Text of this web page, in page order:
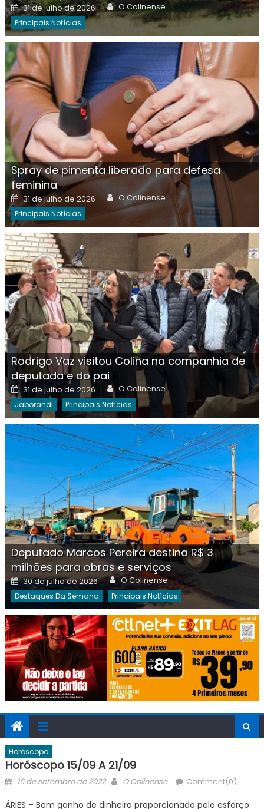
Posted
on
31 de julho de 2026 Author
O Colinense
Principais Notícias
Spray de pimenta liberado para defesa
feminina
Posted
on
31 de julho de 2026 Author
O Colinense
Principais Notícias
Rodrigo Vaz visitou Colina na companhia de
deputada e do pai
Posted
on
31 de julho de 2026 Author
O Colinense
Jaborandi Principais Notícias
Deputado Marcos Pereira destina R$ 3
milhões para obras e serviços
Posted
on
30 de julho de 2026 Author
O Colinense
Destaques Da Semana Principais Notícias
Horóscopo
Horóscopo 15/09 A 21/09
Posted
16 de setembro de 2022 Author
O Colinense Comment(0)
ÁRIES – Bom ganho de dinheiro proporcionado pelo esforço